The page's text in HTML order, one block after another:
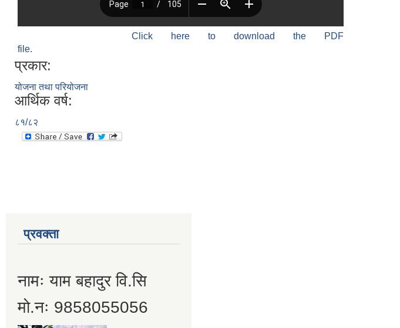
Click here to download the PDF
file.
प्रकार:
योजना तथा परियोजना
आर्थिक वर्ष:
८१/८२
प्रवक्ता
नामः याम बहादुर वि.सि
मो.नः 9858055056